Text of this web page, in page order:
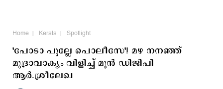
Home Kerala Spotlight
'പോടാ പുല്ലേ പൊലീസേ'! മഴ നനഞ്ഞ്
മുദ്രാവാക്യം വിളിച്ച് മുന്‍ ഡിജിപി
ആര്‍.ശ്രീലേഖ